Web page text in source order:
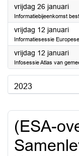
vrijdag 26 januari
Informatiebijeenkomst
vrijdag 12 januari
Informatiesessie
vrijdag 12 januari
Infosessie Atlas van
2023
(ESA-